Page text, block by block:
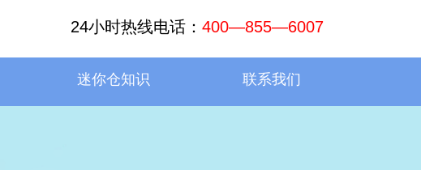
24小时热线电话： 400—855—6007
迷你仓知识 联系我们